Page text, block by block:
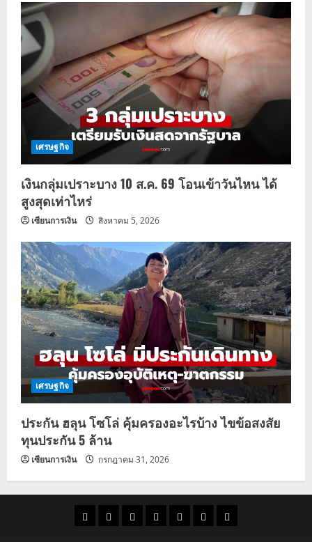
เศรษฐกิจ
เงินกลุ่มเปราะบาง 10 ส.ค. 69 โอนเข้าวันไหน ได้
สูงสุดเท่าไหร่
เซียนการเงิน สิงหาคม 5, 2026
เศรษฐกิจ
ประกัน ฮลุน โซโล่ คุ้มครองอะไรบ้าง ไขข้อสงสัย
ทุนประกัน 5 ล้าน
เซียนการเงิน กรกฎาคม 31, 2026
ราคาแนว
ข่าว
ข่าว
ดูด
ที่
ผู้ชาย